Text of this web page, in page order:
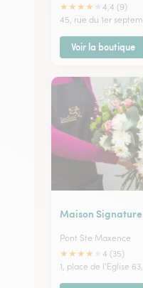
★★★★
4,4 (9)
45, rue du 1er
Voir la boutique
Maison Signature
Pont Ste Maxence
★★★★
4 (35)
1, place de l'Eglise